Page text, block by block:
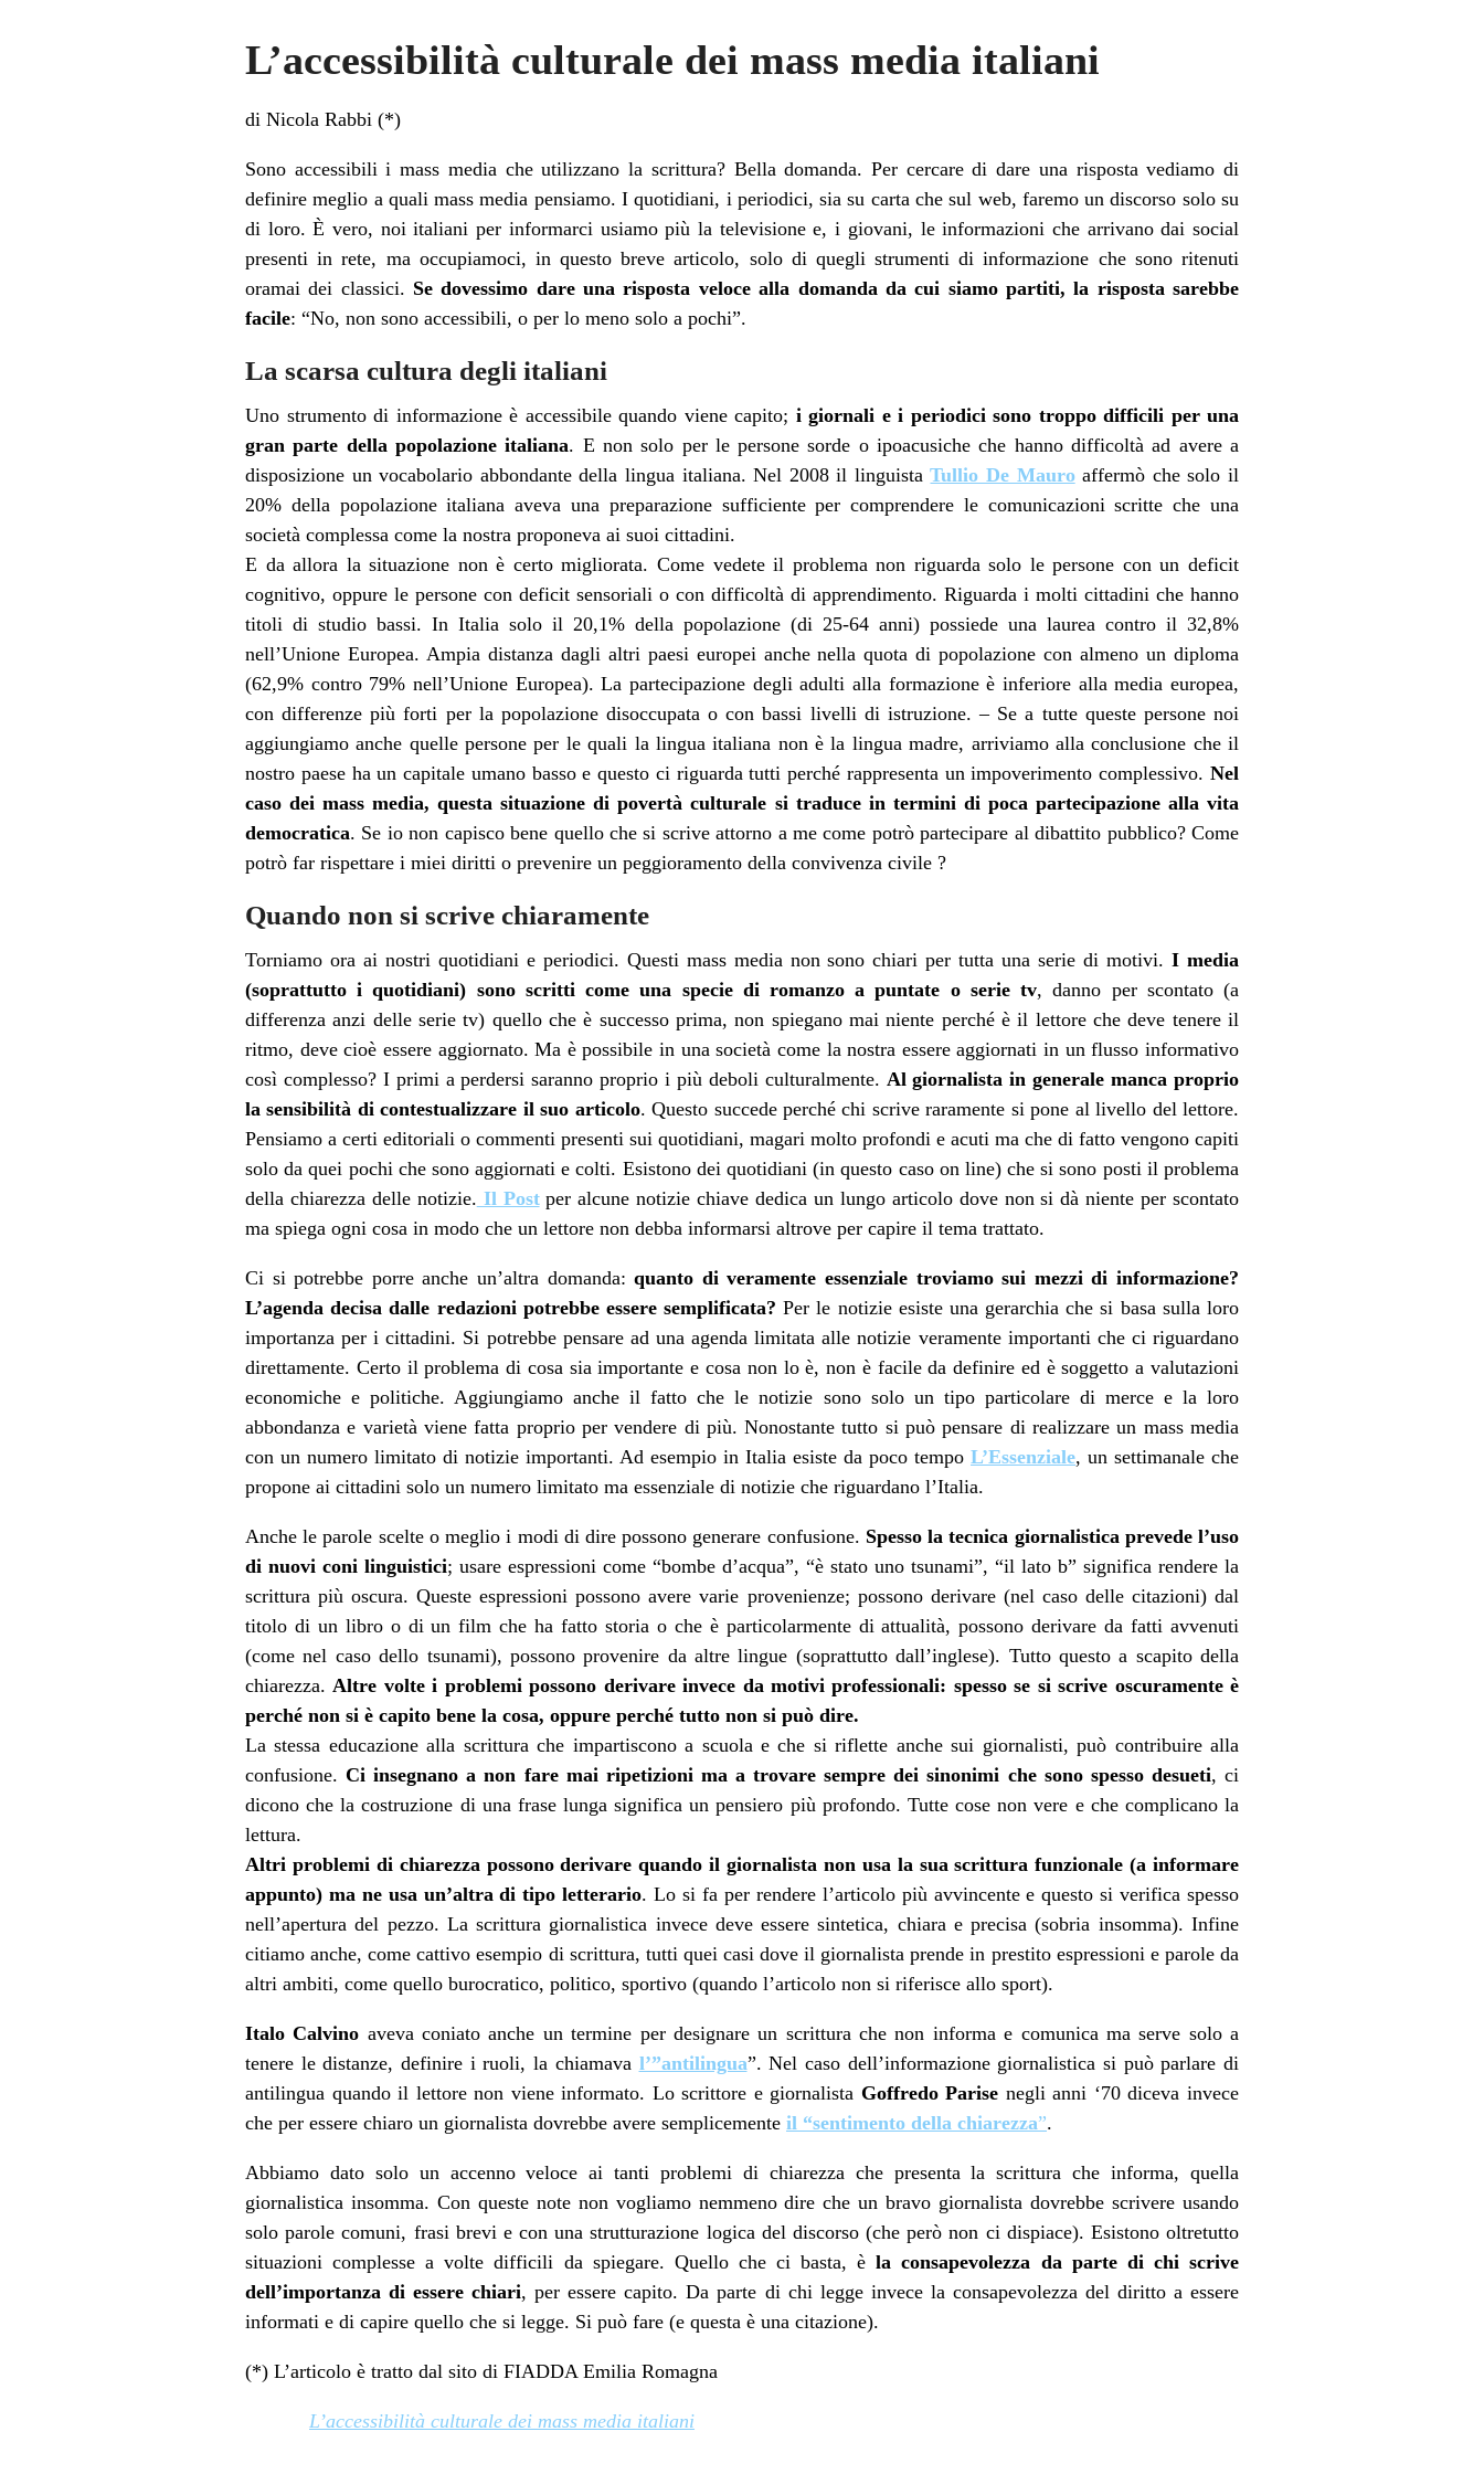
L’accessibilità culturale dei mass media italiani
di Nicola Rabbi (*)
Sono accessibili i mass media che utilizzano la scrittura? Bella domanda. Per cercare di dare una risposta vediamo di
definire meglio a quali mass media pensiamo. I quotidiani, i periodici, sia su carta che sul web, faremo un discorso solo su
di loro. È vero, noi italiani per informarci usiamo più la televisione e, i giovani, le informazioni che arrivano dai social
presenti in rete, ma occupiamoci, in questo breve articolo, solo di quegli strumenti di informazione che sono ritenuti
oramai dei classici. Se dovessimo dare una risposta veloce alla domanda da cui siamo partiti, la risposta sarebbe
facile: “No, non sono accessibili, o per lo meno solo a pochi”.
La scarsa cultura degli italiani
Uno strumento di informazione è accessibile quando viene capito; i giornali e i periodici sono troppo difficili per una
gran parte della popolazione italiana. E non solo per le persone sorde o ipoacusiche che hanno difficoltà ad avere a
disposizione un vocabolario abbondante della lingua italiana. Nel 2008 il linguistaTullio De Mauroaffermò che solo il
20% della popolazione italiana aveva una preparazione sufficiente per comprendere le comunicazioni scritte che una
società complessa come la nostra proponeva ai suoi cittadini.
E da allora la situazione non è certo migliorata. Come vedete il problema non riguarda solo le persone con un deficit
cognitivo, oppure le persone con deficit sensoriali o con difficoltà di apprendimento. Riguarda i molti cittadini che hanno
titoli di studio bassi. In Italia solo il 20,1% della popolazione (di 25-64 anni) possiede una laurea contro il 32,8%
nell’Unione Europea. Ampia distanza dagli altri paesi europei anche nella quota di popolazione con almeno un diploma
(62,9% contro 79% nell’Unione Europea). La partecipazione degli adulti alla formazione è inferiore alla media europea,
con differenze più forti per la popolazione disoccupata o con bassi livelli di istruzione. – Se a tutte queste persone noi
aggiungiamo anche quelle persone per le quali la lingua italiana non è la lingua madre, arriviamo alla conclusione che il
nostro paese ha un capitale umano basso e questo ci riguarda tutti perché rappresenta un impoverimento complessivo. Nel
caso dei mass media, questa situazione di povertà culturale si traduce in termini di poca partecipazione alla vita
democratica. Se io non capisco bene quello che si scrive attorno a me come potrò partecipare al dibattito pubblico? Come
potrò far rispettare i miei diritti o prevenire un peggioramento della convivenza civile ?
Quando non si scrive chiaramente
Torniamo ora ai nostri quotidiani e periodici. Questi mass media non sono chiari per tutta una serie di motivi.I media
(soprattutto i quotidiani) sono scritti come una specie di romanzo a puntate o serie tv, danno per scontato (a
differenza anzi delle serie tv) quello che è successo prima, non spiegano mai niente perché è il lettore che deve tenere il
ritmo, deve cioè essere aggiornato. Ma è possibile in una società come la nostra essere aggiornati in un flusso informativo
così complesso? I primi a perdersi saranno proprio i più deboli culturalmente. Al giornalista in generale manca proprio
la sensibilità di contestualizzare il suo articolo. Questo succede perché chi scrive raramente si pone al livello del lettore.
Pensiamo a certi editoriali o commenti presenti sui quotidiani, magari molto profondi e acuti ma che di fatto vengono capiti
solo da quei pochi che sono aggiornati e colti. Esistono dei quotidiani (in questo caso on line) che si sono posti il problema
della chiarezza delle notizie. Il Postper alcune notizie chiave dedica un lungo articolo dove non si dà niente per scontato
ma spiega ogni cosa in modo che un lettore non debba informarsi altrove per capire il tema trattato.
Ci si potrebbe porre anche un’altra domanda:quanto di veramente essenziale troviamo sui mezzi di informazione?
L’agenda decisa dalle redazioni potrebbe essere semplificata? Per le notizie esiste una gerarchia che si basa sulla loro
importanza per i cittadini. Si potrebbe pensare ad una agenda limitata alle notizie veramente importanti che ci riguardano
direttamente. Certo il problema di cosa sia importante e cosa non lo è, non è facile da definire ed è soggetto a valutazioni
economiche e politiche. Aggiungiamo anche il fatto che le notizie sono solo un tipo particolare di merce e la loro
abbondanza e varietà viene fatta proprio per vendere di più. Nonostante tutto si può pensare di realizzare un mass media
con un numero limitato di notizie importanti. Ad esempio in Italia esiste da poco tempo L’Essenziale, un settimanale che
propone ai cittadini solo un numero limitato ma essenziale di notizie che riguardano l’Italia.
Anche le parole scelte o meglio i modi di dire possono generare confusione. Spesso la tecnica giornalistica prevede l’uso
di nuovi coni linguistici; usare espressioni come “bombe d’acqua”, “è stato uno tsunami”, “il lato b” significa rendere la
scrittura più oscura. Queste espressioni possono avere varie provenienze; possono derivare (nel caso delle citazioni) dal
titolo di un libro o di un film che ha fatto storia o che è particolarmente di attualità, possono derivare da fatti avvenuti
(come nel caso dello tsunami), possono provenire da altre lingue (soprattutto dall’inglese). Tutto questo a scapito della
chiarezza. Altre volte i problemi possono derivare invece da motivi professionali: spesso se si scrive oscuramente è
perché non si è capito bene la cosa, oppure perché tutto non si può dire.
La stessa educazione alla scrittura che impartiscono a scuola e che si riflette anche sui giornalisti, può contribuire alla
confusione.Ci insegnano a non fare mai ripetizioni ma a trovare sempre dei sinonimi che sono spesso desueti, ci
dicono che la costruzione di una frase lunga significa un pensiero più profondo. Tutte cose non vere e che complicano la
lettura.
Altri problemi di chiarezza possono derivare quando il giornalista non usa la sua scrittura funzionale (a informare
appunto) ma ne usa un’altra di tipo letterario. Lo si fa per rendere l’articolo più avvincente e questo si verifica spesso
nell’apertura del pezzo. La scrittura giornalistica invece deve essere sintetica, chiara e precisa (sobria insomma). Infine
citiamo anche, come cattivo esempio di scrittura, tutti quei casi dove il giornalista prende in prestito espressioni e parole da
altri ambiti, come quello burocratico, politico, sportivo (quando l’articolo non si riferisce allo sport).
Italo Calvino aveva coniato anche un termine per designare un scrittura che non informa e comunica ma serve solo a
tenere le distanze, definire i ruoli, la chiamava l’”antilingua”. Nel caso dell’informazione giornalistica si può parlare di
antilingua quando il lettore non viene informato. Lo scrittore e giornalista Goffredo Parise negli anni ‘70 diceva invece
che per essere chiaro un giornalista dovrebbe avere semplicemente il “sentimento della chiarezza”.
Abbiamo dato solo un accenno veloce ai tanti problemi di chiarezza che presenta la scrittura che informa, quella
giornalistica insomma. Con queste note non vogliamo nemmeno dire che un bravo giornalista dovrebbe scrivere usando
solo parole comuni, frasi brevi e con una strutturazione logica del discorso (che però non ci dispiace). Esistono oltretutto
situazioni complesse a volte difficili da spiegare. Quello che ci basta, èla consapevolezza da parte di chi scrive
dell’importanza di essere chiari, per essere capito. Da parte di chi legge invece la consapevolezza del diritto a essere
informati e di capire quello che si legge. Si può fare (e questa è una citazione).
(*) L’articolo è tratto dal sito di FIADDA Emilia Romagna
L’accessibilità culturale dei mass media italiani